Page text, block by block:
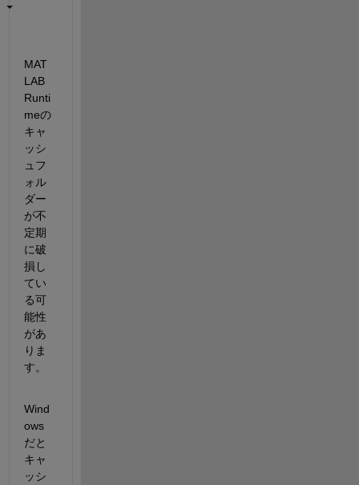
MAT
LAB
Runti
meの
キャ
ッシ
ュフ
ォル
ダー
が不
定期
に破
損し
てい
る可
能性
があ
りま
す。
Wind
ows
だと
キャ
ッシ